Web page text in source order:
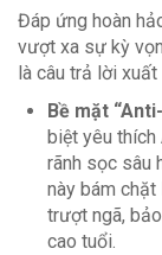
Đáp ứng hoàn
vượt xa sự kỳ
là câu trả lời
Bề mặt
biệt yêu
rãnh sọc sâu
này bám chặt
trượt ngã,
cao tuổi.